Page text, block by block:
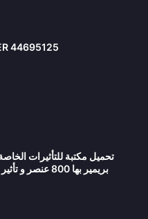
44695125
تحميل مكتبة للتأثيرات
بريمير بها 800